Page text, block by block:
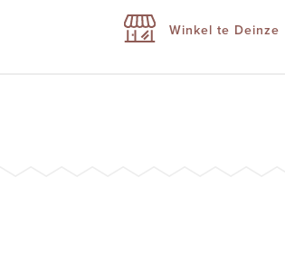
Winkel te Deinze